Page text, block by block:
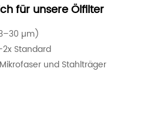
für unsere Ölfilter
µm)
Standard
und Stahlträger